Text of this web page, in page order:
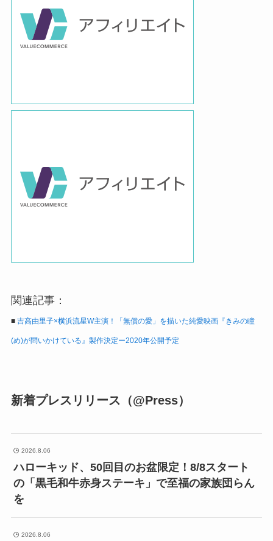
関連記事：
■ 吉高由里子×横浜流星W主演！「無償の愛」を描いた純愛映画『きみの瞳
(め)が問いかけている』製作決定ー2020年公開予定
新着プレスリリース（@Press）
2026.8.06
ハローキッド、50回目のお盆限定！8/8スタート
の「黒毛和牛赤身ステーキ」で至福の家族団らん
を
2026.8.06